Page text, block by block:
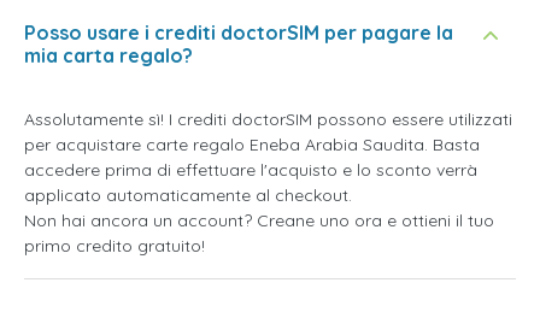
Posso usare i crediti doctorSIM per pagare la
mia carta regalo?
Assolutamente sì! I crediti doctorSIM possono essere utilizzati
per acquistare carte regalo Eneba Arabia Saudita. Basta
accedere prima di effettuare l'acquisto e lo sconto verrà
applicato automaticamente al checkout.
Non hai ancora un account? Creane uno ora e ottieni il tuo
primo credito gratuito!